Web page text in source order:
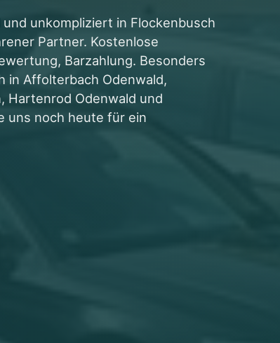
unkompliziert in Flockenbusch
Partner. Kostenlose
Barzahlung. Besonders
in Affolterbach Odenwald,
Hartenrod Odenwald und
uns noch heute für ein